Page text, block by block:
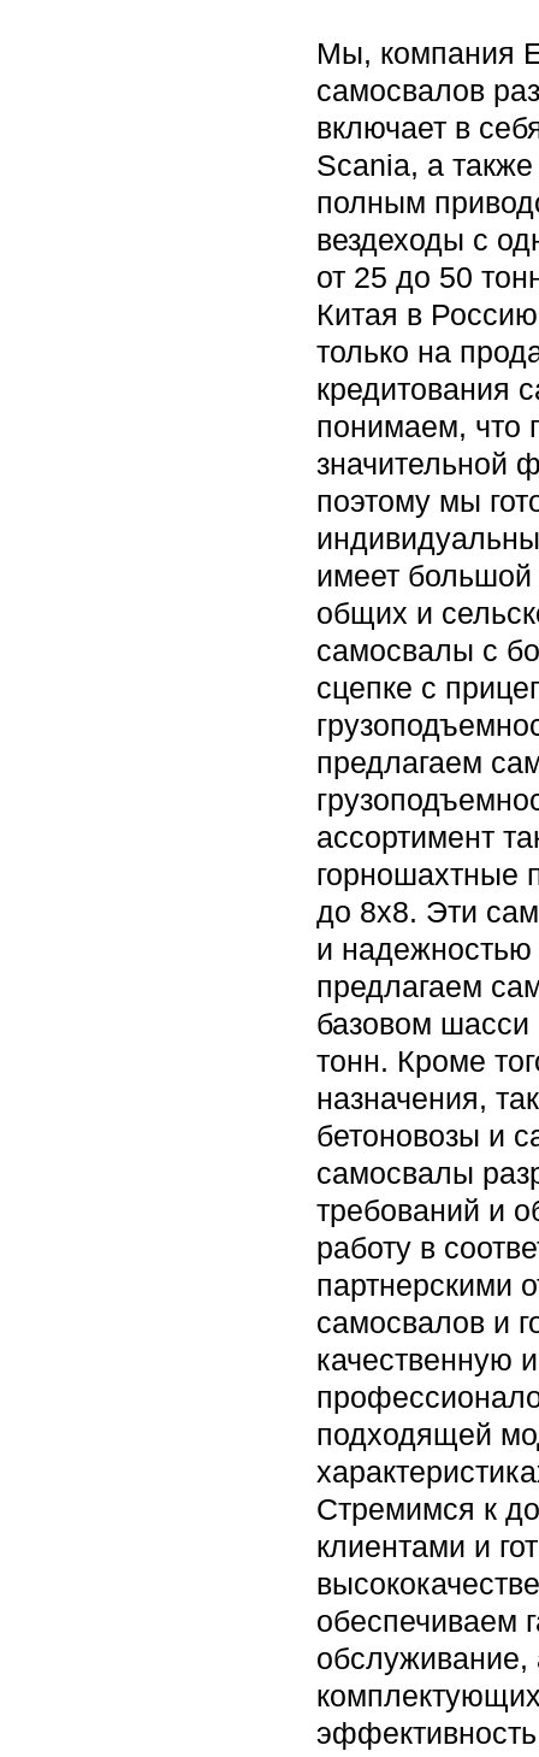
Мы, компания
самосвалов
включает в
Scania, а
полным
вездеходы с
от 25 до 50
Китая в
только на
кредитования
понимаем, что
значительной
поэтому мы
имеет
общих и
самосвалы с
сцепке с
предлагаем
ассортимент
горношахтные
до 8х8. Эти
и
предлагаем
базовом шасси
тонн. Кроме
назначения,
бетоновозы и
самосвалы
требований и
работу в
партнерскими
самосвалов и
качественную
подходящей
Стремимся к
клиентами и
обеспечиваем
обслуживание,